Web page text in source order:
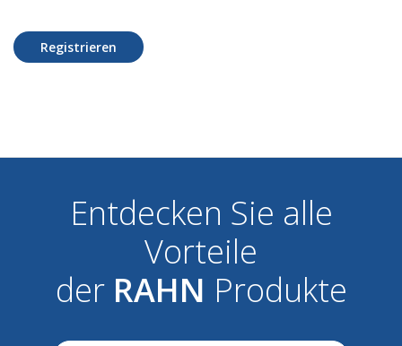
Registrieren
Entdecken Sie alle
Vorteile
der RAHN Produkte